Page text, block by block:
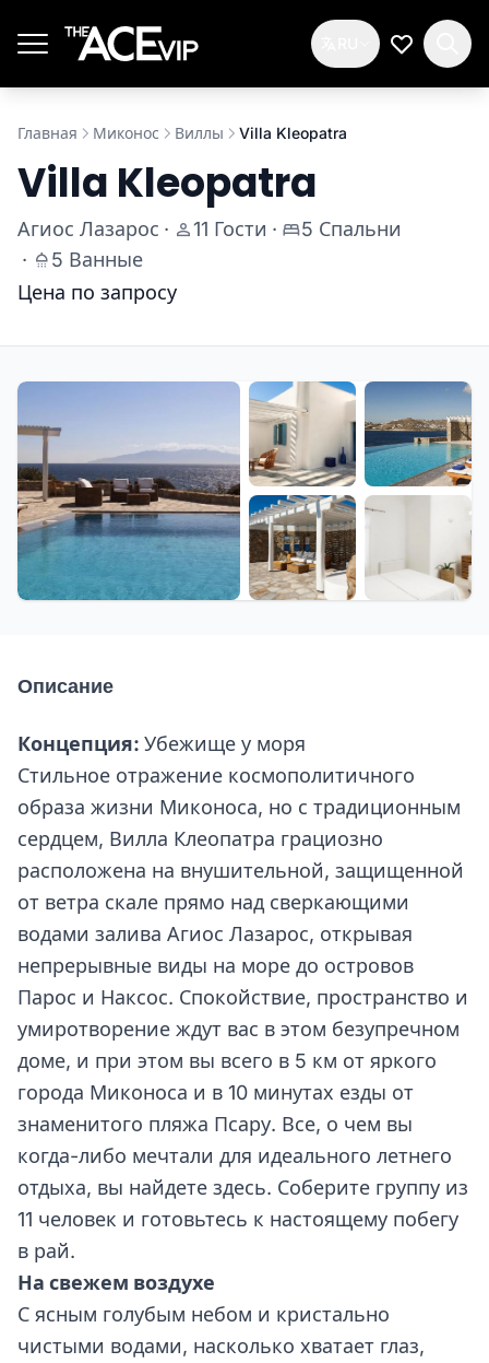
Мой
Главная Миконос Виллы Villa Kleopatra
Villa Kleopatra
Агиос Лазарос · 11 Гости ·
5 Спальни
·
5 Ванные
Цена по запросу
Описание
Концепция: Убежище у моря
Стильное отражение космополитичного
образа жизни Миконоса, но с традиционным
сердцем, Вилла Клеопатра грациозно
расположена на внушительной, защищенной
от ветра скале прямо над сверкающими
водами залива Агиос Лазарос, открывая
непрерывные виды на море до островов
Парос и Наксос. Спокойствие, пространство и
умиротворение ждут вас в этом безупречном
доме, и при этом вы всего в 5 км от яркого
города Миконоса и в 10 минутах езды от
знаменитого пляжа Псару. Все, о чем вы
когда-либо мечтали для идеального летнего
отдыха, вы найдете здесь. Соберите группу из
11 человек и готовьтесь к настоящему побегу
в рай.
На свежем воздухе
С ясным голубым небом и кристально
чистыми водами, насколько хватает глаз,